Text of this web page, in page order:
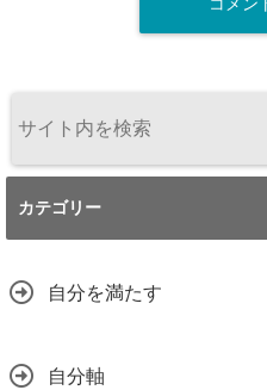
カテゴリー
自分を満たす
自分軸